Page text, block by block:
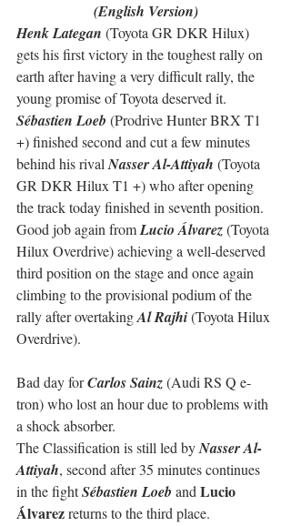
(English Version)
Henk Lategan (Toyota GR DKR Hilux)
gets his first victory in the toughest rally on
earth after having a very difficult rally, the
young promise of Toyota deserved it.
Sébastien Loeb (Prodrive Hunter BRX T1
+) finished second and cut a few minutes
behind his rival Nasser Al-Attiyah (Toyota
GR DKR Hilux T1 +) who after opening
the track today finished in seventh position.
Good job again from Lucio Álvarez (Toyota
Hilux Overdrive) achieving a well-deserved
third position on the stage and once again
climbing to the provisional podium of the
rally after overtaking Al Rajhi (Toyota Hilux
Overdrive).
Bad day for Carlos Sainz (Audi RS Q e-
tron) who lost an hour due to problems with
a shock absorber.
The Classification is still led by Nasser Al-
Attiyah, second after 35 minutes continues
in the fight Sébastien Loeb and Lucio
Álvarez returns to the third place.